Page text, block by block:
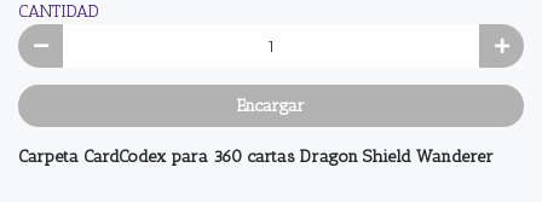
CANTIDAD
Encargar
Carpeta CardCodex para 360 cartas Dragon Shield Wanderer